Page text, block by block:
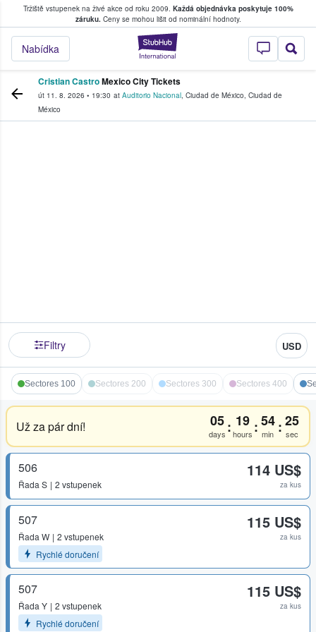
Tržiště vstupenek na živé akce od roku 2009. Každá objednávka poskytuje 100%
záruku.Ceny se mohou lišit od nominální hodnoty.
StubHub –
Nabídka
kde fanoušci kupují a prodávají vstupenky
Cristian CastroMexico City Tickets
út 11. 8. 2026 • 19:30 at Auditorio Nacional, Ciudad de México, Ciudad de
México
Filtry USD
Sectores 100 Sectores 200 Sectores 300 Sectores 400
Už za pár dní! 05
days : 19
hours :54
min :25
sec
506
Řada S 2 vstupenek
114 US$
za kus
507
Řada W
2 vstupenek
Rychlé doručení
115 US$
za kus
507
Řada Y
2 vstupenek
Rychlé doručení
115 US$
za kus